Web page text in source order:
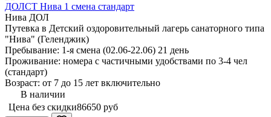
ДОЛСТ Нива 1 смена стандарт
Нива ДОЛ
Путевка в Детский оздоровительный лагерь санаторного типа
"Нива" (Геленджик)
Пребывание: 1-я смена (02.06-22.06) 21 день
Проживание: номера с частичными удобствами по 3-4 чел
(стандарт)
Возраст: от 7 до 15 лет включительно
В наличии
Цена без скидки86650 руб